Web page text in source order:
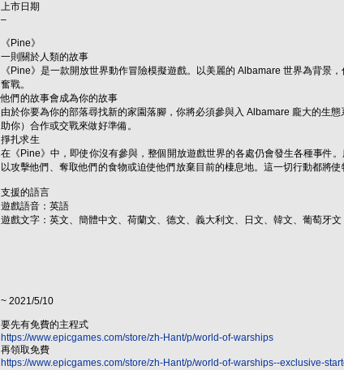
上市日期
–
《Pine》
一則關於人類的故事
《Pine》是一款開放世界動作冒險模擬遊戲。以美麗的 Albamare 世界為背景
奮戰。
他們的故事會成為你的故事
由於你要為你的部落尋找新的家園落腳，你將必須參與入 Albamare 龐大的生
助你）合作或交戰來做好準備。
掙扎求生
在《Pine》中，即使你沒有參與，整個開放遊戲世界的各處仍會發生各種事件
以攻擊他們、奪取他們的食物或迫使他們放棄目前的棲息地。這一切行動都將使
支援的語言
遊戲語音：英語
遊戲文字：英文、簡體中文、荷蘭文、德文、義大利文、日文、韓文、葡萄牙文
~ 2021/5/10
要先有免費的主程式
https://www.epicgames.com/store/zh-Hant/p/world-of-warships
再領取免費
https://www.epicgames.com/store/zh-Hant/p/world-of-warships--exclusive-